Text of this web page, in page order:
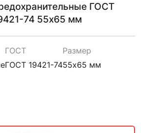
ГОСТ
74 55х65 мм
ГОСТ
ГОСТ 19421-74
Размер
55х65 мм